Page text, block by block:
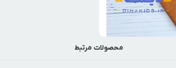
محصولات مرتبط